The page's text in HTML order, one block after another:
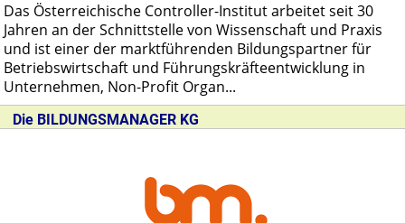
Das Österreichische Controller-Institut arbeitet seit 30
Jahren an der Schnittstelle von Wissenschaft und Praxis
und ist einer der marktführenden Bildungspartner für
Betriebswirtschaft und Führungskräfteentwicklung in
Unternehmen, Non-Profit Organ...
Die BILDUNGSMANAGER KG